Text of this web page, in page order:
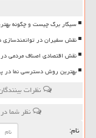
سیگار برگ چیست و چگونه
نقش سفیران در توانمندسازی
نقش اقتصادی اصناف مردمی
بهترین روش دسترسی نما در
نظرات
نظر شما
نام: